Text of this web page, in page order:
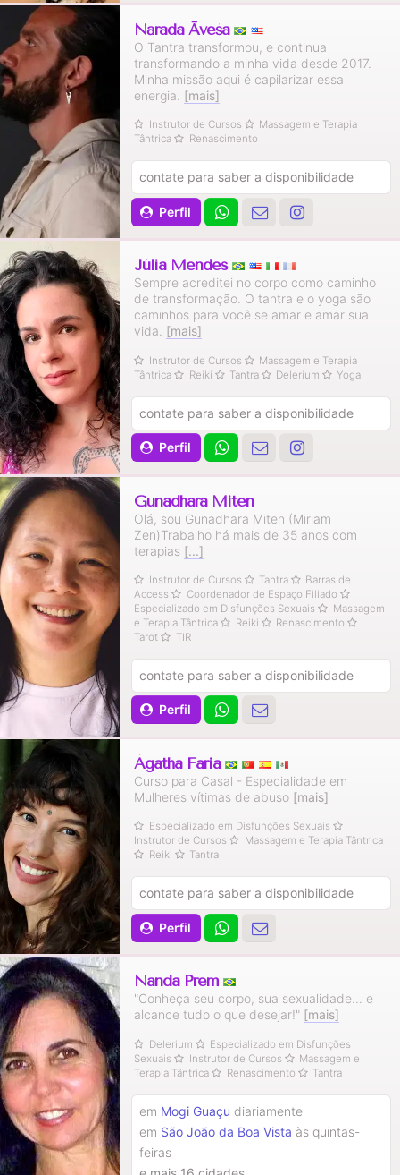
Nārada Āveśa
O Tantra transformou, e continua
transformando a minha vida desde 2017.
Minha missão aqui é capilarizar essa
energia. [mais]
Instrutor de Cursos
Massagem e Terapia
Tântrica
Renascimento
Perfil
contate para saber a disponibilidade
Júlia Mendes
Sempre acreditei no corpo como caminho
de transformação. O tantra e o yoga são
caminhos para você se amar e amar sua
vida. [mais]
Instrutor de Cursos
Massagem e Terapia
Tântrica
Reiki Tantra Delerium Yoga
Perfil
contate para saber a disponibilidade
Gunadhara Miten
Olá, sou Gunadhara Miten (Miriam
Zen)Trabalho há mais de 35 anos com
terapias [...]
Instrutor de Cursos Tantra
Barras de
Access
Coordenador de Espaço Filiado
Especializado em Disfunções Sexuais
Massagem
e Terapia Tântrica
Reiki
Renascimento
Tarot
TIR
Perfil
contate para saber a disponibilidade
Ágatha Faria
Curso para Casal - Especialidade em
Mulheres vítimas de abuso [mais]
Especializado em Disfunções Sexuais
Instrutor de Cursos
Massagem e Terapia Tântrica
Reiki
Tantra
Perfil
contate para saber a disponibilidade
Nanda Prem
"Conheça seu corpo, sua sexualidade... e
alcance tudo o que desejar!" [mais]
Delerium
Especializado em Disfunções
Sexuais
Instrutor de Cursos
Massagem e
Terapia Tântrica
Renascimento Tantra
em Mogi Guaçu diariamente
em São João da Boa Vista às quintas-
feiras